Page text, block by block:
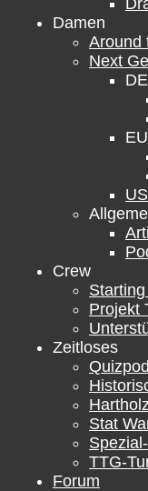
Damen
Around
Next
DE
EU
US
Crew
Projekt
Zeitloses
Stat
TTG-
Forum